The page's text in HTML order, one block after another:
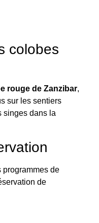
colobes
rouge de Zanzibar,
sur les sentiers
singes dans la
programmes de
de